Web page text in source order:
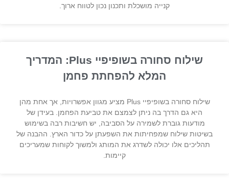
קנייה מושכלת ותכנון נכון לטווח ארוך.
שילוח סחורה בשופיפיי Plus: המדריך
המלא להפחתת פחמן
שילוח סחורה בשופיפיי Plus מציע מגוון אפשרויות, אך אחת מהן
היא גם הדרך בה ניתן לצמצם את טביעת הפחמן. בעידן של
מודעות גוברת לשמירה על הסביבה, יש חשיבות רבה בשימוש
בשיטות שילוח שמפחיתות את השפעתן על כדור הארץ. ההבנה של
תהליכים אלו יכולה לשדרג את המותג ולמשוך לקוחות שמעריכים
קיימות.